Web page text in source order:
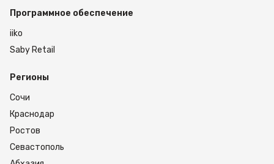
Программное обеспечение
iiko
Saby Retail
Регионы
Сочи
Краснодар
Ростов
Севастополь